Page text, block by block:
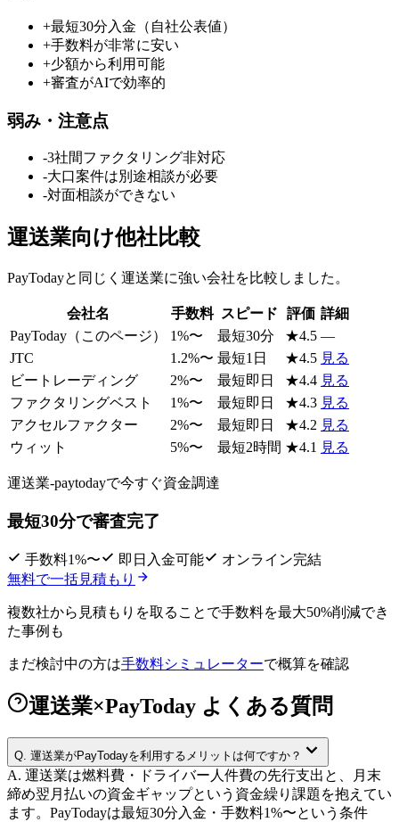
+最短30分入金（自社公表値）
+手数料が非常に安い
+少額から利用可能
+審査がAIで効率的
弱み・注意点
-3社間ファクタリング非対応
-大口案件は別途相談が必要
-対面相談ができない
運送業向け他社比較
PayTodayと同じく 運送業に強い会社を比較しました。
会社名 手数料 スピード 評価 詳細
PayToday （このページ） 1%〜 最短30分 ★4.5 —
JTC
1.2%〜 最短1日 ★4.5 見る
ビートレーディング
2%〜 最短即日 ★4.4 見る
ファクタリングベスト
1%〜 最短即日 ★4.3 見る
アクセルファクター
2%〜 最短即日 ★4.2 見る
ウィット
5%〜 最短2時間 ★4.1 見る
運送業-paytodayで今すぐ資金調達
最短30分で審査完了
手数料1%〜 即日入金可能
オンライン完結
無料で一括見積もり
複数社から見積もりを取ることで手数料を最大50%削減でき
た事例も
まだ検討中の方は手数料シミュレーターで概算を確認
運送業×PayToday よくある質問
Q. 運送業がPayTodayを利用するメリットは何ですか？
A. 運送業は燃料費・ドライバー人件費の先行支出と、月末
締め翌月払いの資金ギャップという資金繰り課題を抱えてい
ます。PayTodayは最短30分入金・手数料1%〜という条件